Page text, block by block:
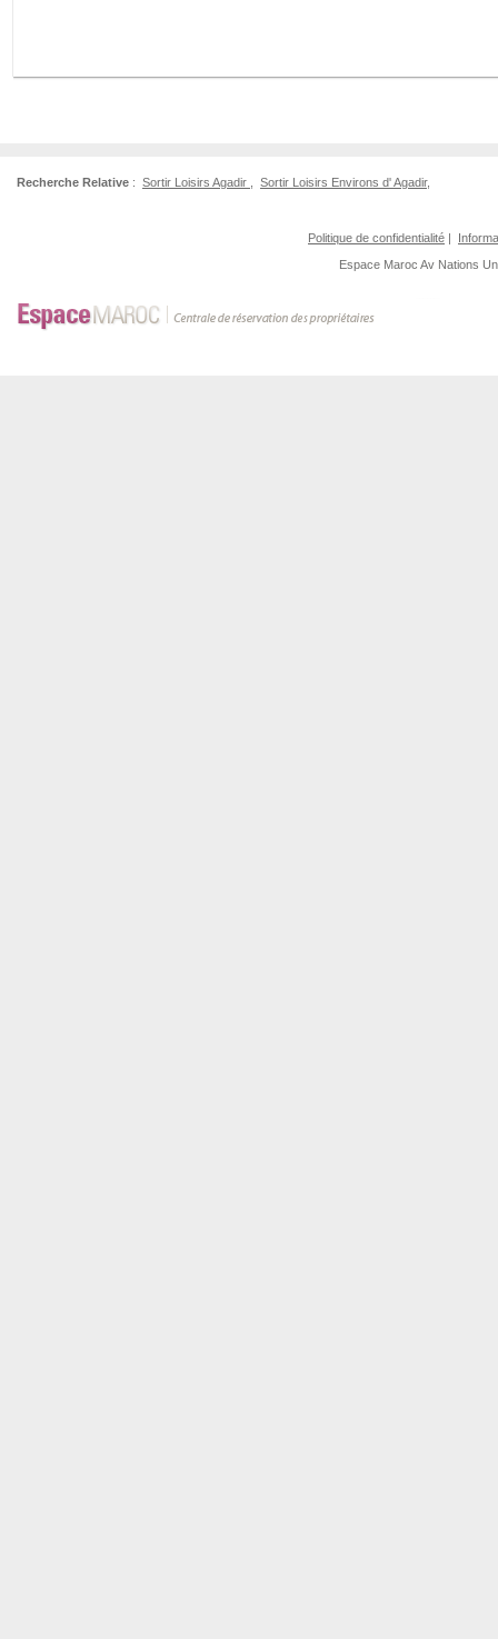
Recherche Relative : Sortir Loisirs Agadir Sortir Loisirs Environs d' Agadir,
Politique de confidentialité |
Espace Maroc Av Nations